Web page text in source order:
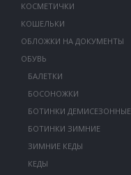
КОСМЕТИЧКИ
КОШЕЛЬКИ
ОБЛОЖКИ НА ДОКУМЕНТЫ
ОБУВЬ
БАЛЕТКИ
БОСОНОЖКИ
БОТИНКИ ДЕМИСЕЗОННЫЕ
БОТИНКИ ЗИМНИЕ
ЗИМНИЕ КЕДЫ
КЕДЫ